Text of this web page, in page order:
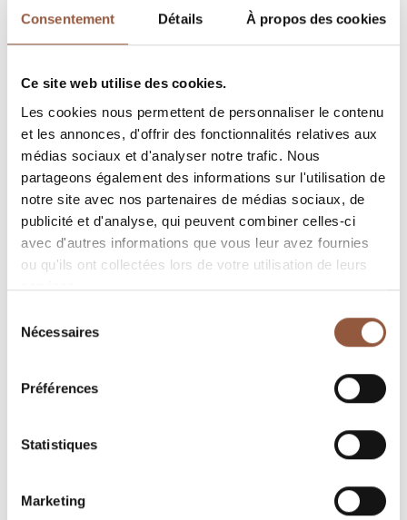
Consentement Détails À propos des cookies
Ce site web utilise des cookies.
Les cookies nous permettent de personnaliser le contenu
et les annonces, d'offrir des fonctionnalités relatives aux
médias sociaux et d'analyser notre trafic. Nous
partageons également des informations sur l'utilisation de
notre site avec nos partenaires de médias sociaux, de
publicité et d'analyse, qui peuvent combiner celles-ci
avec d'autres informations que vous leur avez fournies
ou qu'ils ont collectées lors de votre utilisation de leurs
services.
Nécessaires
Préférences
Statistiques
Marketing
Juliénas
discover